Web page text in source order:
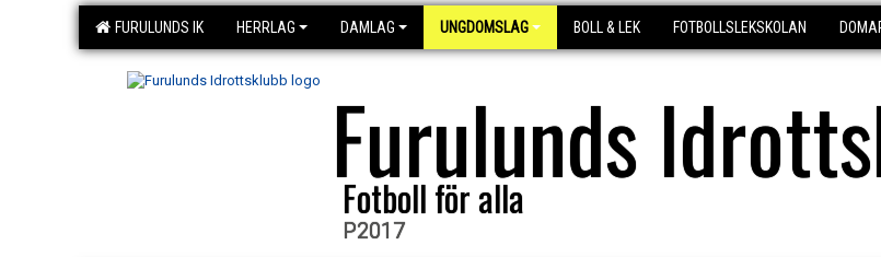
FURULUNDS IK HERRLAG DAMLAG UNGDOMSLAG BOLL & LEK FOTBOLLSLEKSKOLAN
Furulunds
Fotboll för alla
P2017